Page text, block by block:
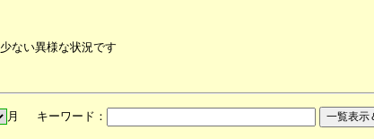
ない異様な状況です
月 キーワード：